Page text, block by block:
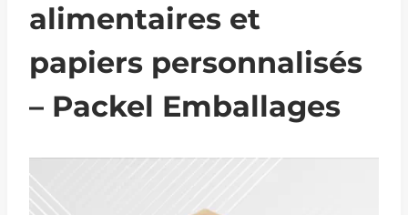
alimentaires et
papiers personnalisés
– Packel Emballages